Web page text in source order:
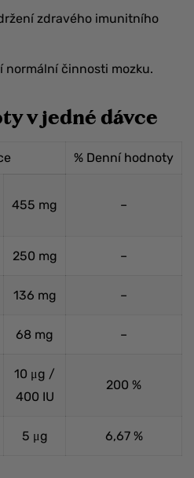
zdravého imunitního
normální činnosti mozku.
v jedné dávce
% Denní hodnoty
455 mg –
250 mg –
136 mg –
68 mg –
10 μg /
400 IU
200 %
5 μg 6,67 %